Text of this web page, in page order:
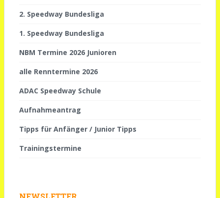
2. Speedway Bundesliga
1. Speedway Bundesliga
NBM Termine 2026 Junioren
alle Renntermine 2026
ADAC Speedway Schule
Aufnahmeantrag
Tipps für Anfänger / Junior Tipps
Trainingstermine